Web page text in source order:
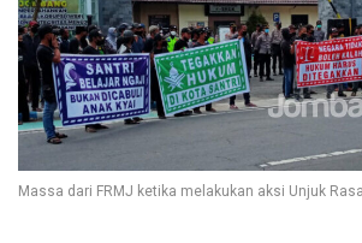
Massa dari FRMJ ketika melakukan aksi Unjuk